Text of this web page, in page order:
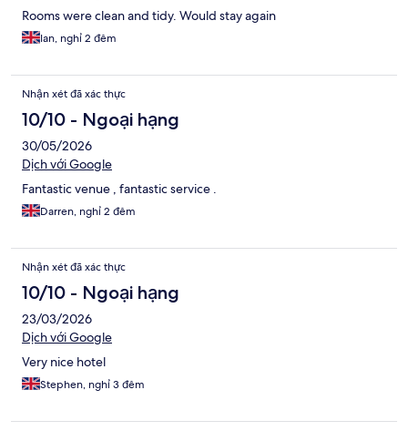
Rooms were clean and tidy. Would stay again
Ian, nghỉ 2 đêm
Nhận xét đã xác thực
10/10 - Ngoại hạng
30/05/2026
Dịch với Google
Fantastic venue , fantastic service .
Darren, nghỉ 2 đêm
Nhận xét đã xác thực
10/10 - Ngoại hạng
23/03/2026
Dịch với Google
Very nice hotel
Stephen, nghỉ 3 đêm